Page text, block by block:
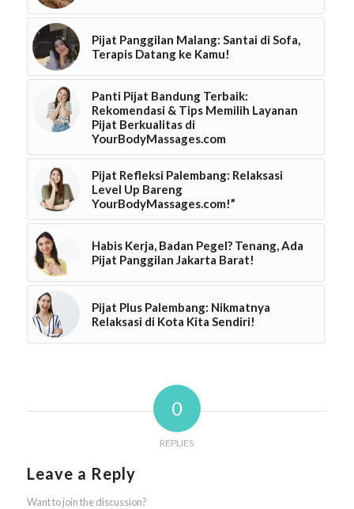
Pijat Panggilan Malang: Santai di Sofa,
Terapis Datang ke Kamu!
Panti Pijat Bandung Terbaik:
Rekomendasi & Tips Memilih Layanan
Pijat Berkualitas di
YourBodyMassages.com
Pijat Refleksi Palembang: Relaksasi
Level Up Bareng
YourBodyMassages.com!”
Habis Kerja, Badan Pegel? Tenang, Ada
Pijat Panggilan Jakarta Barat!
Pijat Plus Palembang: Nikmatnya
Relaksasi di Kota Kita Sendiri!
0
REPLIES
Leave a Reply
Want to join the discussion?